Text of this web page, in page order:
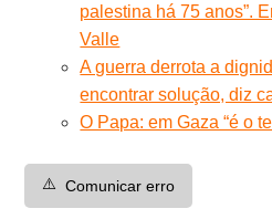
palestina há 75 anos”.
Valle
A guerra derrota a
encontrar solução, diz
O Papa: em Gaza “é o
⚠️ Comunicar erro